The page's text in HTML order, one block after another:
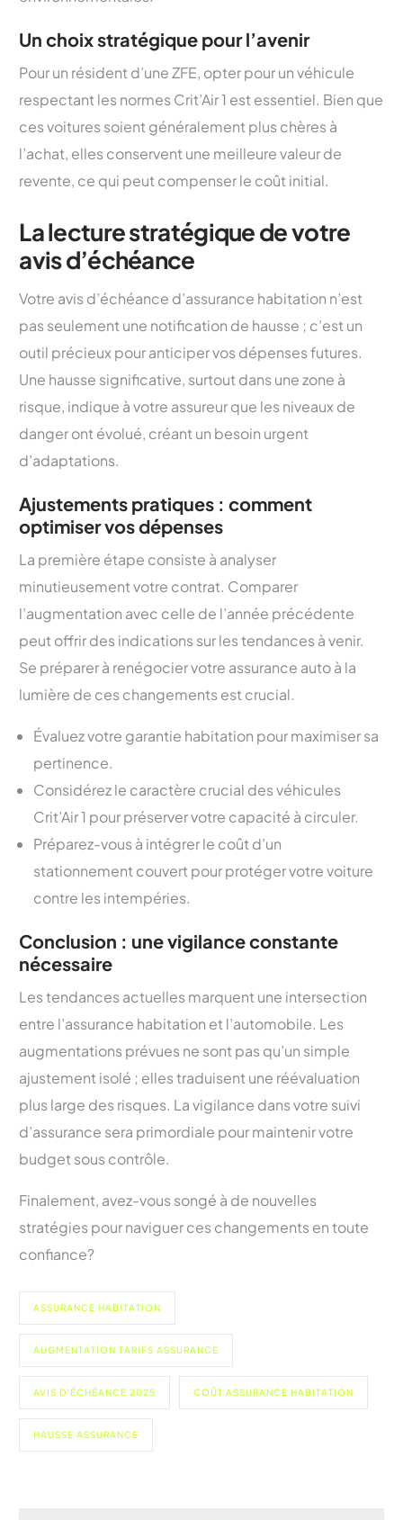
Un choix stratégique pour l’avenir
Pour un résident d’une ZFE, opter pour un véhicule
respectant les normes Crit’Air 1 est essentiel. Bien que
ces voitures soient généralement plus chères à
l’achat, elles conservent une meilleure valeur de
revente, ce qui peut compenser le coût initial.
La lecture stratégique de votre
avis d’échéance
Votre avis d’échéance d’assurance habitation n’est
pas seulement une notification de hausse ; c’est un
outil précieux pour anticiper vos dépenses futures.
Une hausse significative, surtout dans une zone à
risque, indique à votre assureur que les niveaux de
danger ont évolué, créant un besoin urgent
d’adaptations.
Ajustements pratiques : comment
optimiser vos dépenses
La première étape consiste à analyser
minutieusement votre contrat. Comparer
l’augmentation avec celle de l’année précédente
peut offrir des indications sur les tendances à venir.
Se préparer à renégocier votre assurance auto à la
lumière de ces changements est crucial.
Évaluez votre garantie habitation pour maximiser sa
pertinence.
Considérez le caractère crucial des véhicules
Crit’Air 1 pour préserver votre capacité à circuler.
Préparez-vous à intégrer le coût d’un
stationnement couvert pour protéger votre voiture
contre les intempéries.
Conclusion : une vigilance constante
nécessaire
Les tendances actuelles marquent une intersection
entre l’assurance habitation et l’automobile. Les
augmentations prévues ne sont pas qu’un simple
ajustement isolé ; elles traduisent une réévaluation
plus large des risques. La vigilance dans votre suivi
d’assurance sera primordiale pour maintenir votre
budget sous contrôle.
Finalement, avez-vous songé à de nouvelles
stratégies pour naviguer ces changements en toute
confiance?
ASSURANCE HABITATION
AUGMENTATION TARIFS ASSURANCE
AVIS D’ÉCHÉANCE 2025 COÛT ASSURANCE HABITATION
HAUSSE ASSURANCE